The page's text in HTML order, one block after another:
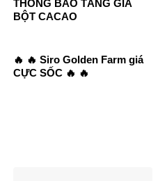
THÔNG BÁO TĂNG GIÁ
BỘT CACAO
🔥 🔥 Siro Golden Farm giá
CỰC SỐC 🔥 🔥